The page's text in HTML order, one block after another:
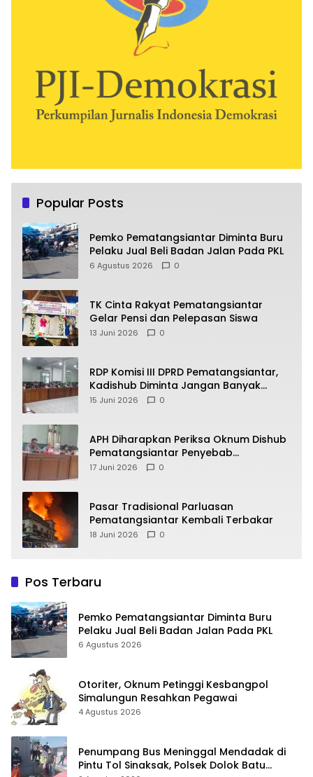
Popular Posts
Pemko Pematangsiantar Diminta Buru
Pelaku Jual Beli Badan Jalan Pada PKL
6 Agustus 2026 0
TK Cinta Rakyat Pematangsiantar
Gelar Pensi dan Pelepasan Siswa
13 Juni 2026 0
RDP Komisi III DPRD Pematangsiantar,
Kadishub Diminta Jangan Banyak
Alasan
15 Juni 2026 0
APH Diharapkan Periksa Oknum Dishub
Pematangsiantar Penyebab
Kebocoran PAD Retribusi Parkir
17 Juni 2026 0
Pasar Tradisional Parluasan
Pematangsiantar Kembali Terbakar
18 Juni 2026 0
Pos Terbaru
Pemko Pematangsiantar Diminta Buru
Pelaku Jual Beli Badan Jalan Pada PKL
6 Agustus 2026
Otoriter, Oknum Petinggi Kesbangpol
Simalungun Resahkan Pegawai
4 Agustus 2026
Penumpang Bus Meninggal Mendadak di
Pintu Tol Sinaksak, Polsek Dolok Batu